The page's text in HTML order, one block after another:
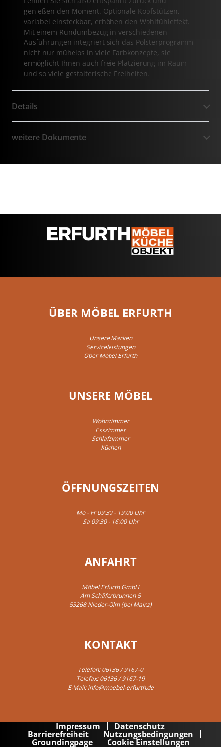
genießen den Moment. Optionale Kopfstützen,
variabel einsteckbar, erhöhen den Wohlfühleffekt.
Mit einem Rundumbezug in verschiedenen
Ausführungen integriert sich das Polsterprogramm
nicht nur mühelos in viele Farbkonzepte, sie
ermöglicht Ihnen auch freie Platzierung im Raum
und so viele gestalterische Freiheiten.
Details
weitere Dokumente
ÜBER MÖBEL ERFURTH
Unsere Marken
Serviceleistungen
Über Möbel Erfurth
UNSERE MÖBEL
Wohnzimmer
Esszimmer
Schlafzimmer
Küchen
ÖFFNUNGSZEITEN
Mo - Fr 09:30 - 19:00 Uhr
Sa 09:30 - 16:00 Uhr
ANFAHRT
Möbel Erfurth GmbH
Am Schäferbrunnen 5
55268 Nieder-Olm (bei Mainz)
KONTAKT
Telefon:06136 / 9167-0
Telefax: 06136 / 9167-19
E-Mail:info@moebel-erfurth.de
Impressum Datenschutz
Barrierefreiheit Nutzungsbedingungen
Groundingpage Cookie Einstellungen